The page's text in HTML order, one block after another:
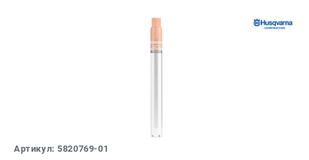
Артикул: 5820769-01